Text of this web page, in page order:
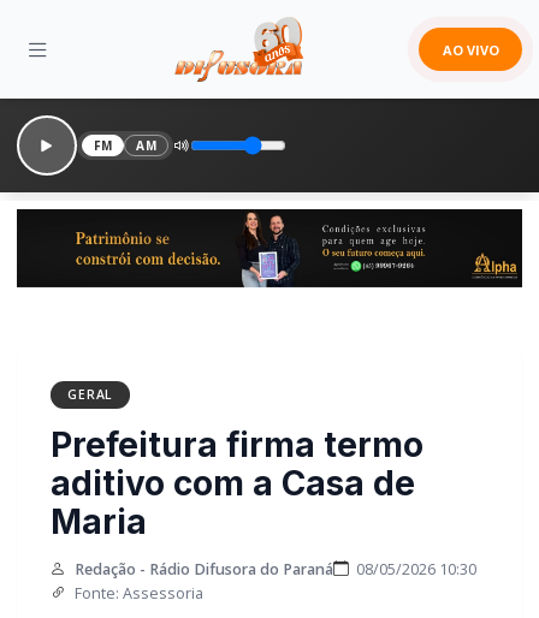
AO VIVO
FM AM
GERAL
Prefeitura firma termo
aditivo com a Casa de
Maria
Redação - Rádio Difusora do Paraná
08/05/2026 10:30
Fonte: Assessoria